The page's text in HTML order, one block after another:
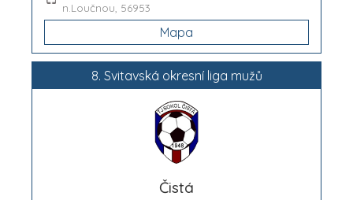
n.Loučnou, 56953
Mapa
8. Svitavská okresní liga mužů
Čistá